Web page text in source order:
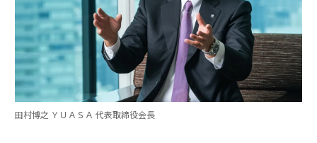
田村博之 ＹＵＡＳＡ 代表取締役会長